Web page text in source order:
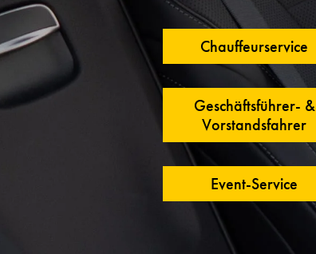
Chauffeurservice
Geschäftsführer- &
Vorstandsfahrer
Event-Service